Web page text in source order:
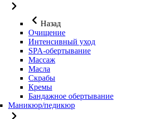
Назад
Очищение
Интенсивный уход
SPA-обертывание
Массаж
Масла
Скрабы
Кремы
Бандажное обертывание
Маникюр/педикюр